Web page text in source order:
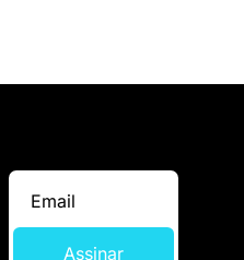
Assinar